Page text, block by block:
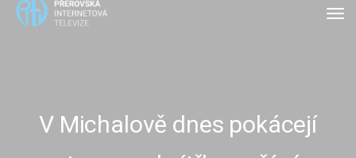
V Michalově dnes pokácejí